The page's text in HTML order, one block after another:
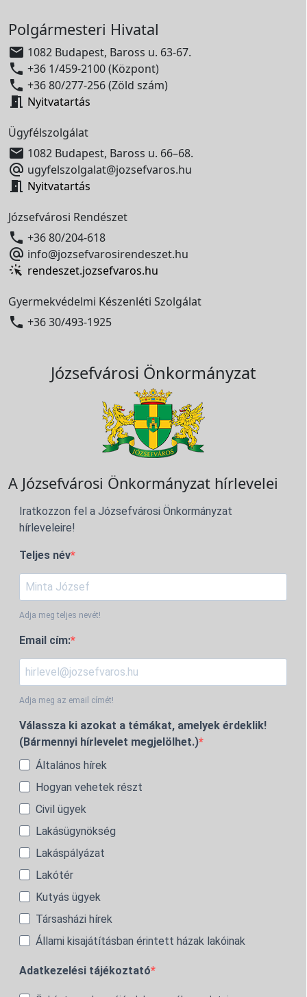
Polgármesteri Hivatal
 1082 Budapest, Baross u. 63-67.
 +36 1/459-2100 (Központ)
 +36 80/277-256 (Zöld szám)
 Nyitvatartás
Ügyfélszolgálat
 1082 Budapest, Baross u. 66–68.
 ugyfelszolgalat@jozsefvaros.hu
 Nyitvatartás
Józsefvárosi Rendészet
 +36 80/204-618
 info@jozsefvarosirendeszet.hu
rendeszet.jozsefvaros.hu
Gyermekvédelmi Készenléti Szolgálat
 +36 30/493-1925
Józsefvárosi Önkormányzat
A Józsefvárosi Önkormányzat hírlevelei
Iratkozzon fel a Józsefvárosi Önkormányzat
hírleveleire!
Teljes név
Adja meg teljes nevét!
Email cím:
Adja meg az email címét!
Válassza ki azokat a témákat, amelyek érdeklik!
(Bármennyi hírlevelet megjelölhet.)
Általános hírek
Hogyan vehetek részt
Civil ügyek
Lakásügynökség
Lakáspályázat
Lakótér
Kutyás ügyek
Társasházi hírek
Állami kisajátításban érintett házak lakóinak
Adatkezelési tájékoztató